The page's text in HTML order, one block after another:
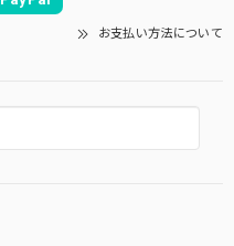
お支払い方法について